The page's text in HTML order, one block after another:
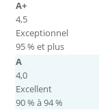
A+
4,5
Exceptionnel
95 % et plus
A
4,0
Excellent
90 % à 94 %